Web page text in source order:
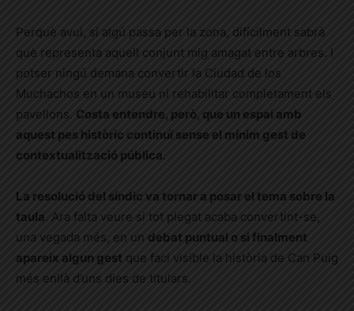
Perquè avui, si algú passa per la zona, difícilment sabrà
què representa aquell conjunt mig amagat entre arbres. I
potser ningú demana convertir la Ciudad de los
Muchachos en un museu ni rehabilitar completament els
pavellons. Costa entendre, però, que un espai amb
aquest pes històric continuï sense el mínim gest de
contextualització pública.
La resolució del síndic va tornar a posar el tema sobre la
taula. Ara falta veure si tot plegat acaba convertint-se,
una vegada més, en un debat puntual o si finalment
apareix algun gest que faci visible la història de Can Puig
més enllà d’uns dies de titulars.